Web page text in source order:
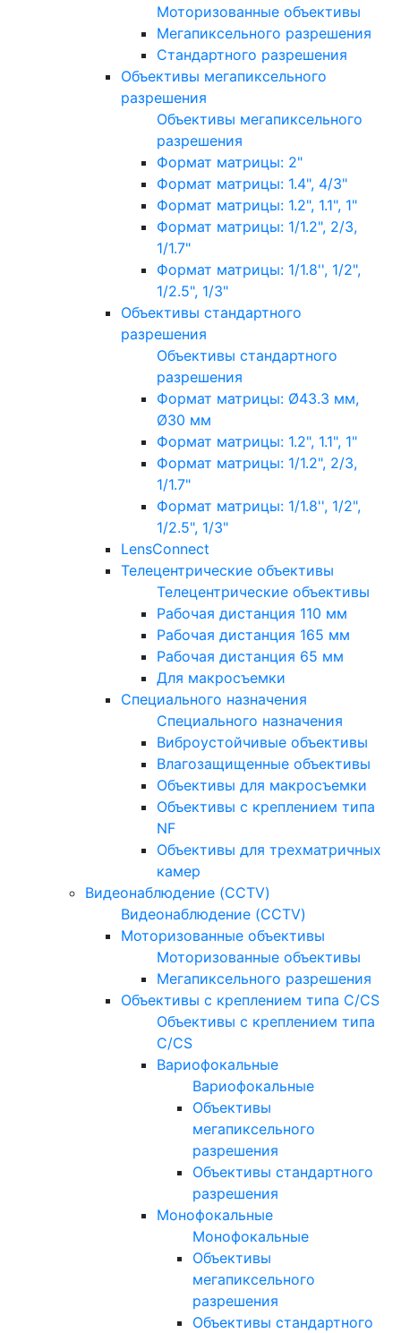
Моторизованные объективы
Мегапиксельного разрешения
Стандартного разрешения
Объективы мегапиксельного
разрешения
Объективы мегапиксельного
разрешения
Формат матрицы: 2"
Формат матрицы: 1.4", 4/3"
Формат матрицы: 1.2", 1.1", 1"
Формат матрицы: 1/1.2", 2/3,
1/1.7"
Формат матрицы: 1/1.8'', 1/2",
1/2.5", 1/3"
Объективы стандартного
разрешения
Объективы стандартного
разрешения
Формат матрицы: Ø43.3 мм,
Ø30 мм
Формат матрицы: 1.2", 1.1", 1"
Формат матрицы: 1/1.2", 2/3,
1/1.7"
Формат матрицы: 1/1.8'', 1/2",
1/2.5", 1/3"
LensConnect
Телецентрические объективы
Телецентрические объективы
Рабочая дистанция 110 мм
Рабочая дистанция 165 мм
Рабочая дистанция 65 мм
Для макросъемки
Специального назначения
Специального назначения
Виброустойчивые объективы
Влагозащищенные объективы
Объективы для макросъемки
Объективы с креплением типа
NF
Объективы для трехматричных
камер
Видеонаблюдение (CCTV)
Видеонаблюдение (CCTV)
Моторизованные объективы
Моторизованные объективы
Мегапиксельного разрешения
Объективы с креплением типа C/CS
Объективы с креплением типа
C/CS
Вариофокальные
Вариофокальные
Объективы
мегапиксельного
разрешения
Объективы стандартного
разрешения
Монофокальные
Монофокальные
Объективы
мегапиксельного
разрешения
Объективы стандартного